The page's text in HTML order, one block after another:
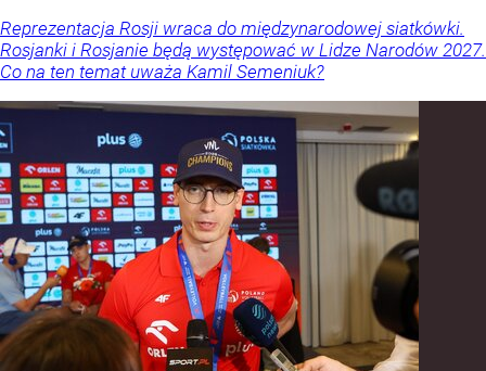
Reprezentacja Rosji wraca do międzynarodowej siatkówki.
Rosjanki i Rosjanie będą występować w Lidze Narodów 2027.
Co na ten temat uważa Kamil Semeniuk?